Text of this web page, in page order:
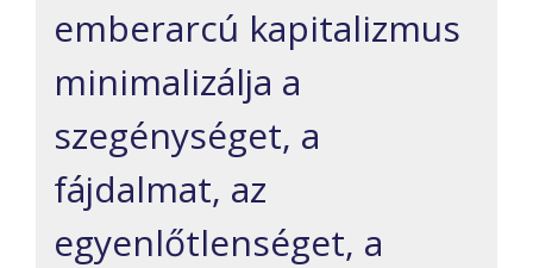
emberarcú kapitalizmus
minimalizálja a
szegénységet, a
fájdalmat, az
egyenlőtlenséget, a